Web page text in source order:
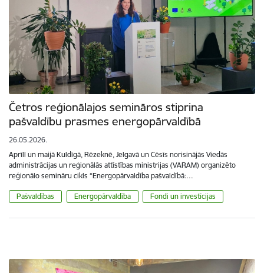
Četros reģionālajos semināros stiprina
pašvaldību prasmes energopārvaldībā
26.05.2026.
Aprīlī un maijā Kuldīgā, Rēzeknē, Jelgavā un Cēsīs norisinājās Viedās
administrācijas un reģionālās attīstības ministrijas (VARAM) organizēto
reģionālo semināru cikls “Energopārvaldība pašvaldībā:…
Pašvaldības Energopārvaldība Fondi un investīcijas